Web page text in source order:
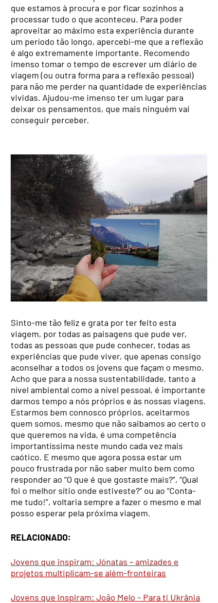
que estamos à procura e por ficar sozinhos a
processar tudo o que aconteceu. Para poder
aproveitar ao máximo esta experiência durante
um período tão longo, apercebi-me que a reflexão
é algo extremamente importante. Recomendo
imenso tomar o tempo de escrever um diário de
viagem (ou outra forma para a reflexão pessoal)
para não me perder na quantidade de experiências
vividas. Ajudou-me imenso ter um lugar para
deixar os pensamentos, que mais ninguém vai
conseguir perceber.
Sinto-me tão feliz e grata por ter feito esta
viagem, por todas as paisagens que pude ver,
todas as pessoas que pude conhecer, todas as
experiências que pude viver, que apenas consigo
aconselhar a todos os jovens que façam o mesmo.
Acho que para a nossa sustentabilidade, tanto a
nível ambiental como a nível pessoal, é importante
darmos tempo a nós próprios e às nossas viagens.
Estarmos bem connosco próprios, aceitarmos
quem somos, mesmo que não saibamos ao certo o
que queremos na vida, é uma competência
importantíssima neste mundo cada vez mais
caótico. E mesmo que agora possa estar um
pouco frustrada por não saber muito bem como
responder ao “O que é que gostaste mais?”, “Qual
foi o melhor sítio onde estiveste?” ou ao “Conta-
me tudo!”, voltaria sempre a fazer o mesmo e mal
posso esperar pela próxima viagem.
RELACIONADO:
Jovens que inspiram: Jónatas – amizades e
projetos multiplicam-se além-fronteiras
Jovens que inspiram: João Melo – Para ti Ukrânia